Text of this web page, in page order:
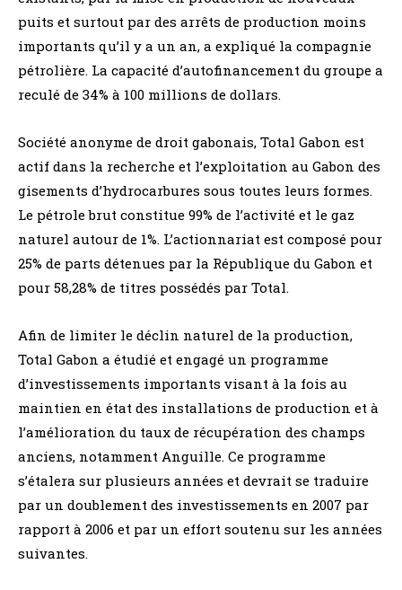
puits et surtout par des arrêts de production moins
importants qu’il y a un an, a expliqué la compagnie
pétrolière. La capacité d’autofinancement du groupe a
reculé de 34% à 100 millions de dollars.
Société anonyme de droit gabonais, Total Gabon est
actif dans la recherche et l’exploitation au Gabon des
gisements d’hydrocarbures sous toutes leurs formes.
Le pétrole brut constitue 99% de l’activité et le gaz
naturel autour de 1%. L’actionnariat est composé pour
25% de parts détenues par la République du Gabon et
pour 58,28% de titres possédés par Total.
Afin de limiter le déclin naturel de la production,
Total Gabon a étudié et engagé un programme
d’investissements importants visant à la fois au
maintien en état des installations de production et à
l’amélioration du taux de récupération des champs
anciens, notamment Anguille. Ce programme
s’étalera sur plusieurs années et devrait se traduire
par un doublement des investissements en 2007 par
rapport à 2006 et par un effort soutenu sur les années
suivantes.